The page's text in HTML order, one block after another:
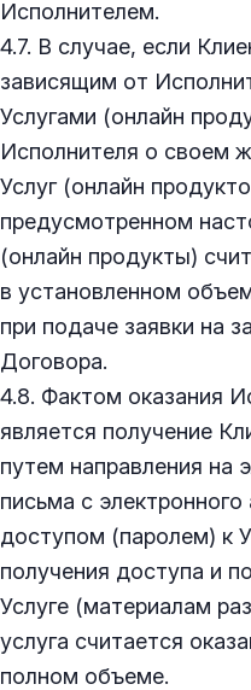
Исполнителем.
4.7. В случае, если
зависящим от
Услугами (онлайн
Исполнителя о своем
Услуг (онлайн
предусмотренном
(онлайн продукты)
в установленном
при подаче заявки на
Договора.
4.8. Фактом оказания
является получение
путем направления на
письма с
доступом (паролем) к
получения доступа и
Услуге (материалам
услуга считается
полном объеме.